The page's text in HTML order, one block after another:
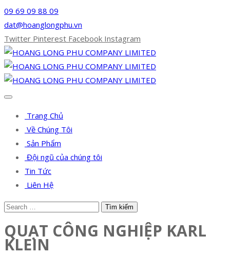
09 69 09 88 09
dat@hoanglongphu.vn
Twitter Pinterest Facebook Instagram
Trang Chủ
Về Chúng Tôi
Sản Phẩm
Đội ngũ của chúng tôi
Tin Tức
Liên Hệ
QUẠT CÔNG NGHIỆP KARL
KLEIN